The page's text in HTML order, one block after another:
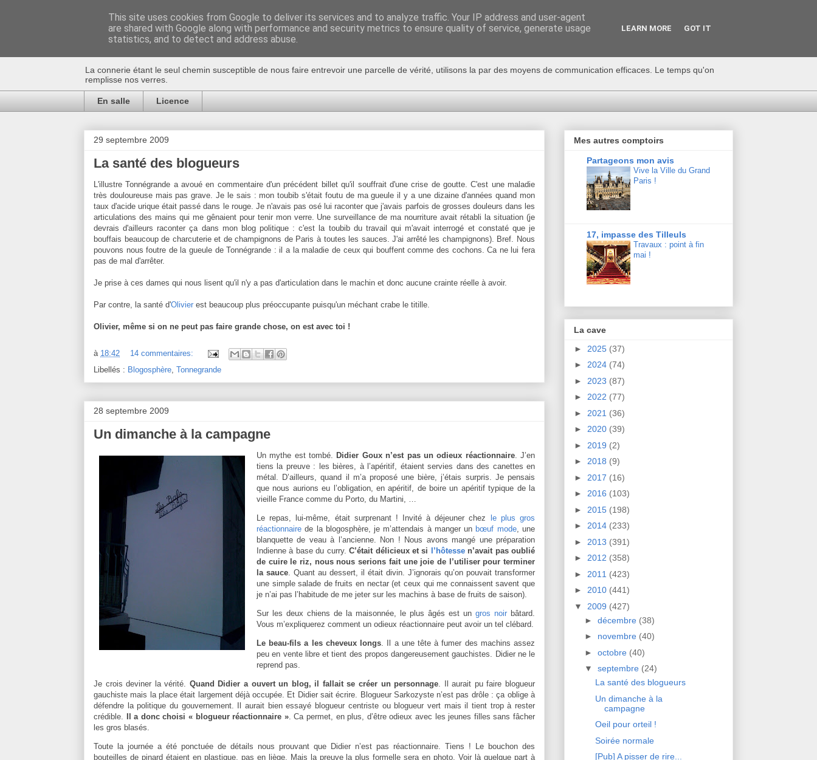
Au bistro !
La connerie étant le seul chemin susceptible de nous faire entrevoir une parcelle de vérité, utilisons la par des moyens de communication efficaces. Le temps qu'on
remplisse nos verres.
En salle Licence
29 septembre 2009
La santé des blogueurs
L'illustre Tonnégrande a avoué en commentaire d'un précédent billet qu'il souffrait d'une crise de goutte. C'est une maladie
très douloureuse mais pas grave. Je le sais : mon toubib s'était foutu de ma gueule il y a une dizaine d'années quand mon
taux d'acide urique était passé dans le rouge. Je n'avais pas osé lui raconter que j'avais parfois de grosses douleurs dans les
articulations des mains qui me gênaient pour tenir mon verre. Une surveillance de ma nourriture avait rétabli la situation (je
devrais d'ailleurs raconter ça dans mon blog politique : c'est la toubib du travail qui m'avait interrogé et constaté que je
bouffais beaucoup de charcuterie et de champignons de Paris à toutes les sauces. J'ai arrêté les champignons). Bref. Nous
pouvons nous foutre de la gueule de Tonnégrande : il a la maladie de ceux qui bouffent comme des cochons. Ca ne lui fera
pas de mal d'arrêter.
Je prise à ces dames qui nous lisent qu'il n'y a pas d'articulation dans le machin et donc aucune crainte réelle à avoir.
Par contre, la santé d'Olivier est beaucoup plus préoccupante puisqu'un méchant crabe le titille.
Olivier, même si on ne peut pas faire grande chose, on est avec toi !
à 18:42
14 commentaires:
Libellés : Blogosphère Tonnegrande
28 septembre 2009
Un dimanche à la campagne
Un mythe est tombé. Didier Goux n’est pas un odieux réactionnaire. J’en
tiens la preuve : les bières, à l’apéritif, étaient servies dans des canettes en
métal. D’ailleurs, quand il m’a proposé une bière, j’étais surpris. Je pensais
que nous aurions eu l’obligation, en apéritif, de boire un apéritif typique de la
vieille France comme du Porto, du Martini, …
Le repas, lui-même, était surprenant ! Invité à déjeuner chez
le plus gros
réactionnaire de la blogosphère, je m’attendais à manger un bœuf mode, une
blanquette de veau à l’ancienne. Non ! Nous avons mangé une préparation
Indienne à base du curry.C’était délicieux et si l’hôtessen’avait pas oublié
de cuire le riz, nous nous serions fait une joie de l’utiliser pour terminer
la sauce . Quant au dessert, il était divin. J’ignorais qu’on pouvait transformer
une simple salade de fruits en nectar (et ceux qui me connaissent savent que
je n’ai pas l’habitude de me jeter sur les machins à base de fruits de saison).
Sur les deux chiens de la maisonnée, le plus âgés est un gros noir bâtard.
Vous m’expliquerez comment un odieux réactionnaire peut avoir un tel clébard.
Le beau-fils a les cheveux longs . Il a une tête à fumer des machins assez
peu en vente libre et tient des propos dangereusement gauchistes. Didier ne le
reprend pas.
Je crois deviner la vérité. Quand Didier a ouvert un blog, il fallait se créer un personnage . Il aurait pu faire blogueur
gauchiste mais la place était largement déjà occupée. Et Didier sait écrire. Blogueur Sarkozyste n’est pas drôle : ça oblige à
défendre la politique du gouvernement. Il aurait bien essayé blogueur centriste ou blogueur vert mais il tient trop à rester
crédible.
Il a donc choisi « blogueur réactionnaire ». Ca permet, en plus, d’être odieux avec les jeunes filles sans fâcher
les gros blasés.
Toute la journée a été ponctuée de détails nous prouvant que Didier n’est pas réactionnaire. Tiens ! Le bouchon des
bouteilles de pinard étaient en plastique, pas en liège. Mais la preuve la plus formelle sera en photo. Voir là quelque part à
Mes autres comptoirs
Partageons mon avis
Vive la Ville du Grand
Paris !
17, impasse des Tilleuls
Travaux : point à fin
mai !
La cave
► 2025 (37)
► 2024 (74)
► 2023 (87)
► 2022 (77)
► 2021 (36)
► 2020 (39)
► 2019 (2)
► 2018 (9)
► 2017 (16)
► 2016 (103)
► 2015 (198)
► 2014 (233)
► 2013 (391)
► 2012 (358)
► 2011 (423)
► 2010 (441)
▼ 2009 (427)
► décembre (38)
► novembre (40)
► octobre (40)
▼ septembre (24)
La santé des blogueurs
Un dimanche à la
campagne
Oeil pour orteil !
Soirée normale
[Pub] A pisser de rire...
This site uses cookies from Google to deliver its services and to analyze traffic. Your IP address and user-agent
are shared with Google along with performance and security metrics to ensure quality of service, generate usage
statistics, and to detect and address abuse.
LEARN MORE GOT IT